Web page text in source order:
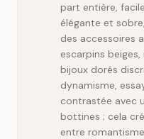
part entière,
élégante et
des accessoires
escarpins
bijoux dorés
dynamisme,
contrastée avec
bottines ; cela
entre